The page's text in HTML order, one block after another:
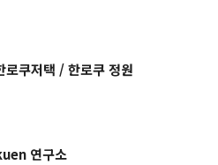
로쿠저택 / 한로쿠 정원
연구소